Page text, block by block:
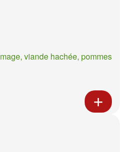
viande hachée, pommes